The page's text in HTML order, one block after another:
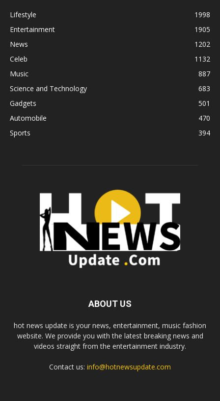
Lifestyle
1998
Entertainment
1905
News
1202
Celeb
1132
Music
887
Science and Technology
683
Gadgets
501
Automobile
470
Sports
394
ABOUT US
hot news update is your news, entertainment, music fashion
website. We provide you with the latest breaking news and
videos straight from the entertainment industry.
Contact us: info@hotnewsupdate.com